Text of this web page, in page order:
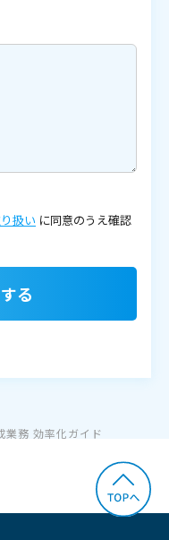
扱い に同意のうえ確認
る
業務 効率化ガイド